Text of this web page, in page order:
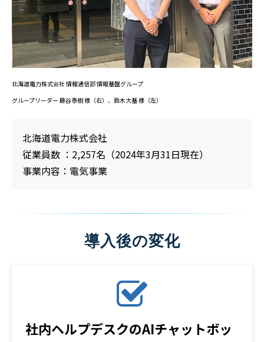
北海道電力株式会社 情報通信部 情報基盤グループ
グループリーダー 藤谷泰樹 様（右）、鈴木大基 様（左）
北海道電力株式会社
従業員数 ：2,257名（2024年3月31日現在）
事業内容：電気事業
導入後の変化
社内ヘルプデスクのAIチャットボッ